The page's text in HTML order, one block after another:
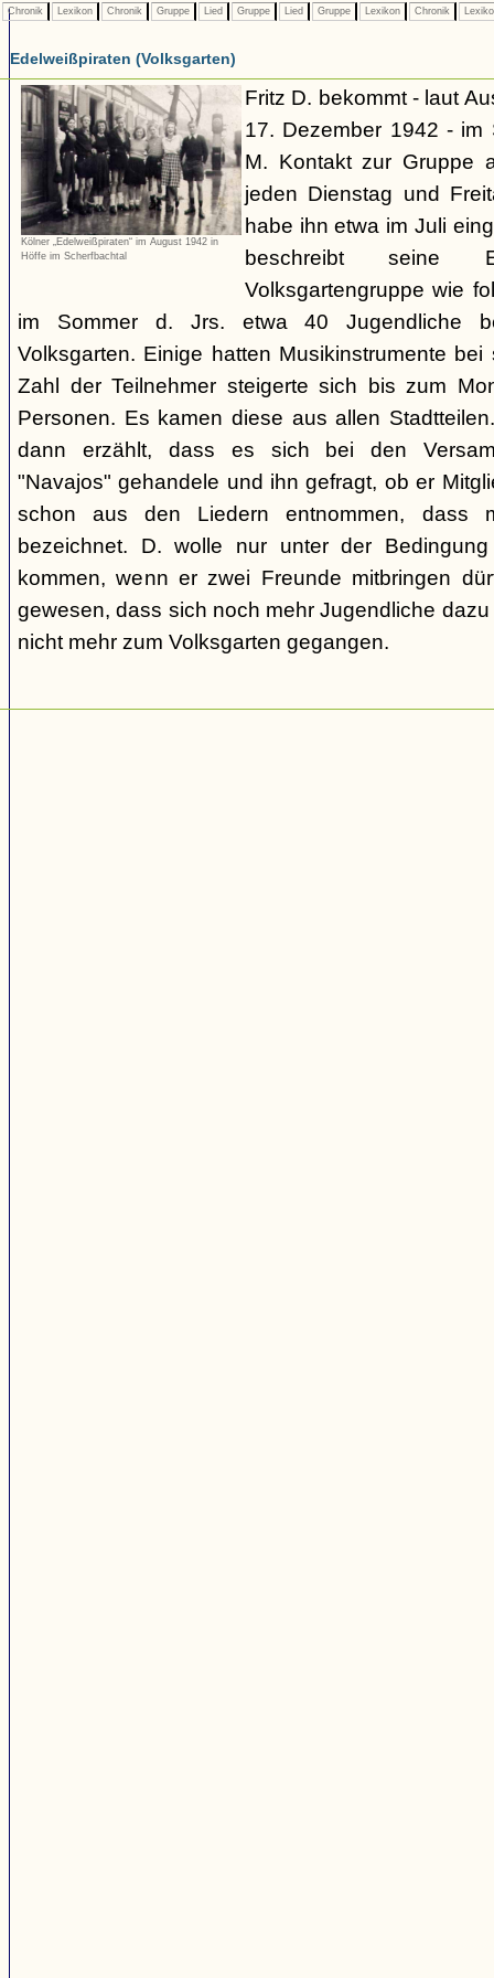
Chronik Lexikon Chronik Gruppe Lied Gruppe Lied Gruppe Lexikon Chronik
Edelweißpiraten (Volksgarten)
Kölner „Edelweißpiraten“ im August 1942 in
Höffe im Scherfbachtal
Fritz D. bekommt - laut
17. Dezember 1942 - im
M. Kontakt zur Gruppe
jeden Dienstag und
habe ihn etwa im Juli
beschreibt seine
Volksgartengruppe wie
im Sommer d. Jrs. etwa 40 Jugendliche
Volksgarten. Einige hatten Musikinstrumente
Zahl der Teilnehmer steigerte sich bis zum
Personen. Es kamen diese aus allen
dann erzählt, dass es sich bei den
"Navajos" gehandele und ihn gefragt, ob er
schon aus den Liedern entnommen, dass
bezeichnet. D. wolle nur unter der
kommen, wenn er zwei Freunde mitbringen
gewesen, dass sich noch mehr Jugendliche
nicht mehr zum Volksgarten gegangen.